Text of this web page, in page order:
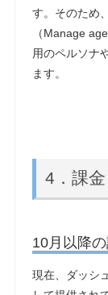
す。そのため
（Manage
用のペルソナ
ます。
4．課
10月以降
現在、ダッシ